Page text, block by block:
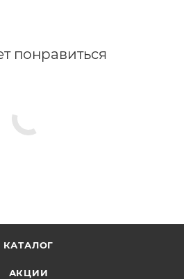
понравиться
КАТАЛОГ
АКЦИИ